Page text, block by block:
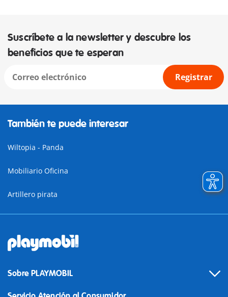
Suscríbete a la newsletter y descubre los
beneficios que te esperan
Registrar
También te puede interesar
Wiltopia - Panda
Mobiliario Oficina
Artillero pirata
Sobre PLAYMOBIL